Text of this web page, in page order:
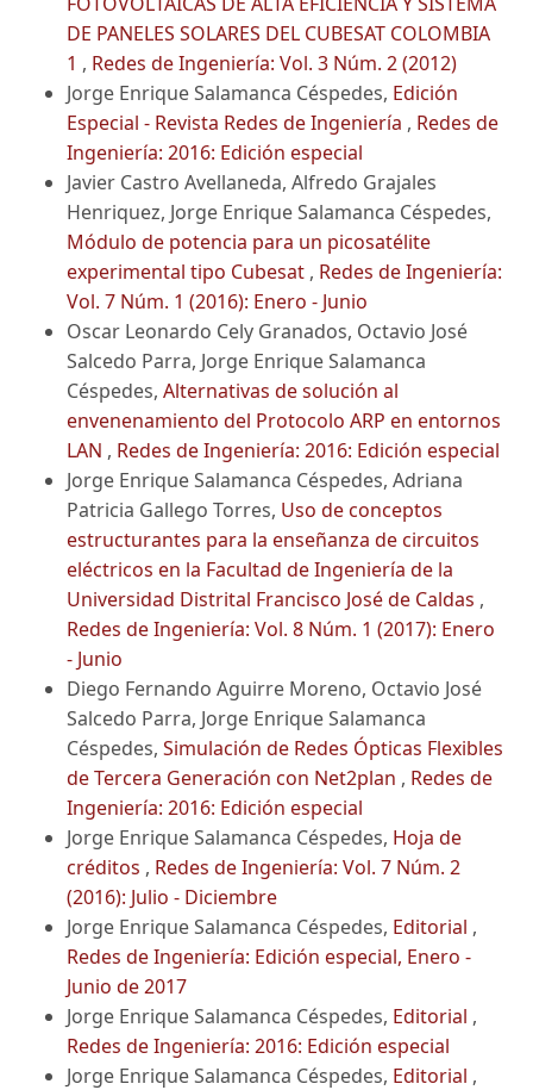
DE PANELES SOLARES DEL CUBESAT COLOMBIA
1 , Redes de Ingeniería: Vol. 3 Núm. 2 (2012)
Jorge Enrique Salamanca Céspedes, Edición
Especial - Revista Redes de Ingeniería , Redes de
Ingeniería: 2016: Edición especial
Javier Castro Avellaneda, Alfredo Grajales
Henriquez, Jorge Enrique Salamanca Céspedes,
Módulo de potencia para un picosatélite
experimental tipo Cubesat , Redes de Ingeniería:
Vol. 7 Núm. 1 (2016): Enero - Junio
Oscar Leonardo Cely Granados, Octavio José
Salcedo Parra, Jorge Enrique Salamanca
Céspedes, Alternativas de solución al
envenenamiento del Protocolo ARP en entornos
LAN , Redes de Ingeniería: 2016: Edición especial
Jorge Enrique Salamanca Céspedes, Adriana
Patricia Gallego Torres, Uso de conceptos
estructurantes para la enseñanza de circuitos
eléctricos en la Facultad de Ingeniería de la
Universidad Distrital Francisco José de Caldas ,
Redes de Ingeniería: Vol. 8 Núm. 1 (2017): Enero
- Junio
Diego Fernando Aguirre Moreno, Octavio José
Salcedo Parra, Jorge Enrique Salamanca
Céspedes, Simulación de Redes Ópticas Flexibles
de Tercera Generación con Net2plan , Redes de
Ingeniería: 2016: Edición especial
Jorge Enrique Salamanca Céspedes, Hoja de
créditos , Redes de Ingeniería: Vol. 7 Núm. 2
(2016): Julio - Diciembre
Jorge Enrique Salamanca Céspedes, Editorial ,
Redes de Ingeniería: Edición especial, Enero -
Junio de 2017
Jorge Enrique Salamanca Céspedes, Editorial ,
Redes de Ingeniería: 2016: Edición especial
Jorge Enrique Salamanca Céspedes, Editorial ,